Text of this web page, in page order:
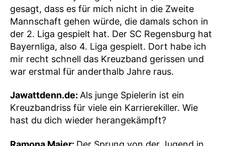
gesagt, dass es für mich nicht in die Zweite
Mannschaft gehen würde, die damals schon in
der 2. Liga gespielt hat. Der SC Regensburg hat
Bayernliga, also 4. Liga gespielt. Dort habe ich
mir recht schnell das Kreuzband gerissen und
war erstmal für anderthalb Jahre raus.
Jawattdenn.de: Als junge Spielerin ist ein
Kreuzbandriss für viele ein Karrierekiller. Wie
hast du dich wieder herangekämpft?